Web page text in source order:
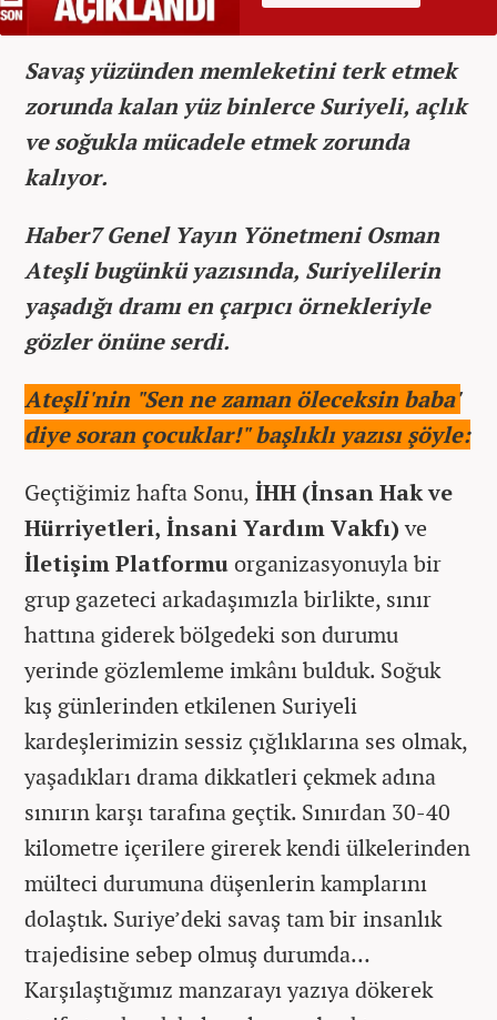
Savaş yüzünden memleketini terk etmek
zorunda kalan yüz binlerce Suriyeli, açlık
ve soğukla mücadele etmek zorunda
kalıyor.
Haber7 Genel Yayın Yönetmeni Osman
Ateşli bugünkü yazısında, Suriyelilerin
yaşadığı dramı en çarpıcı örnekleriyle
gözler önüne serdi.
Ateşli'nin "Sen ne zaman öleceksin baba'
diye soran çocuklar!" başlıklı yazısı şöyle:
Geçtiğimiz hafta Sonu, İHH (İnsan Hak ve
Hürriyetleri, İnsani Yardım Vakfı)ve
İletişim Platformuorganizasyonuyla bir
grup gazeteci arkadaşımızla birlikte, sınır
hattına giderek bölgedeki son durumu
yerinde gözlemleme imkânı bulduk. Soğuk
kış günlerinden etkilenen Suriyeli
kardeşlerimizin sessiz çığlıklarına ses olmak,
yaşadıkları drama dikkatleri çekmek adına
sınırın karşı tarafına geçtik. Sınırdan 30-40
kilometre içerilere girerek kendi ülkelerinden
mülteci durumuna düşenlerin kamplarını
dolaştık. Suriye’deki savaş tam bir insanlık
trajedisine sebep olmuş durumda…
Karşılaştığımız manzarayı yazıya dökerek